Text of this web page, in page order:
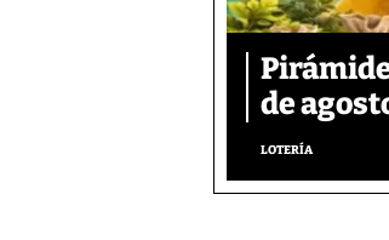
de
LOTERÍA